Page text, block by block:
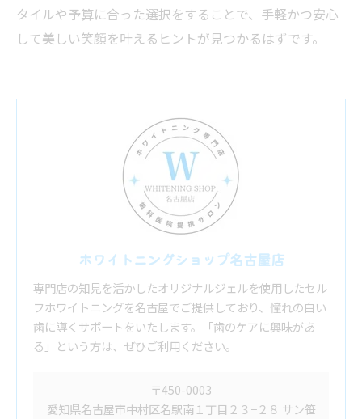
タイルや予算に合った選択をすることで、手軽かつ安心
して美しい笑顔を叶えるヒントが見つかるはずです。
ホワイトニングショップ名古屋店
専門店の知見を活かしたオリジナルジェルを使用したセル
フホワイトニングを名古屋でご提供しており、憧れの白い
歯に導くサポートをいたします。「歯のケアに興味があ
る」という方は、ぜひご利用ください。
〒450-0003
愛知県名古屋市中村区名駅南１丁目２３−２８ サン笹